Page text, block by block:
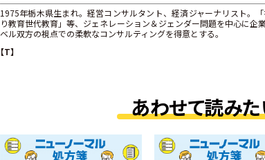
1975年栃木県生まれ。経営コンサルタント、経済ジャーナリスト。
り教育世代教育」等、ジェネレーション＆ジェンダー問題を中心に
ベル双方の視点での柔軟なコンサルティングを得意とする。
【T】
あわせて読み